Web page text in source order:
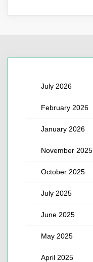
July 2026
February 2026
January 2026
November 2025
October 2025
July 2025
June 2025
May 2025
April 2025